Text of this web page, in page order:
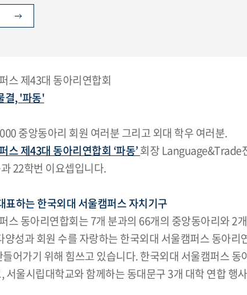
스 제43대 동아리연합회
결, '파동'
중앙동아리 회원 여러분 그리고 외대 학우 여러분.
스 제43대 동아리연합회 ‘파동’회장 Language&Trade
22학번 이요셉입니다.
표하는 한국외대 서울캠퍼스 자치기구
스 동아리연합회는 7개 분과의 66개의 중앙동아리와
양성과 회원 수를 자랑하는 한국외대 서울캠퍼스 동아
어가기 위해 힘쓰고 있습니다. 한국외대 서울캠퍼스
서울시립대학교와 함께하는 동대문구 3개 대학 연합 행